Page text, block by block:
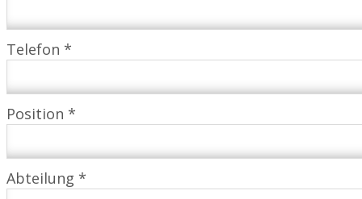
Telefon *
Position *
Abteilung *